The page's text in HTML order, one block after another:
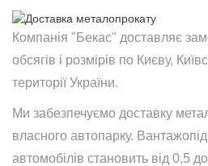
Компанія "Бекас" доставляє
обсягів і розмірів по Києву,
території України.
Ми забезпечуємо доставку
власного автопарку.
автомобілів становить від 0,5